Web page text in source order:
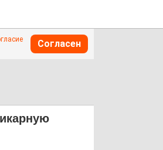
Согласен